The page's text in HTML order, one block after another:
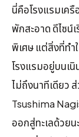
นี่คือโรงแรมเค
พักสะอาด ดีไซน์
พิเศษ แต่สิ่งที่ทำ
โรงแรมอยู่บนเ
ไม่ถึงนาทีเดียว
Tsushima
ออกสู่ทะเลด้วย